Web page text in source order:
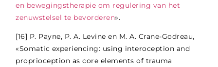
en bewegingstherapie om regulering van het
zenuwstelsel te bevorderen».
[16] P. Payne, P. A. Levine en M. A. Crane-Godreau,
«Somatic experiencing: using interoception and
proprioception as core elements of trauma